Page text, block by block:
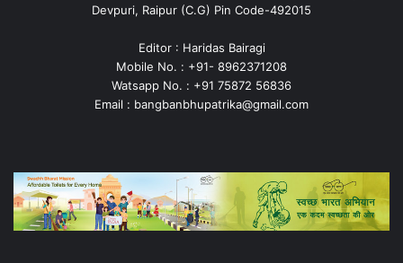
Devpuri, Raipur (C.G) Pin Code-492015
Editor : Haridas Bairagi
Mobile No. : +91- 8962371208
Watsapp No. : +91 75872 56836
Email : bangbanbhupatrika@gmail.com